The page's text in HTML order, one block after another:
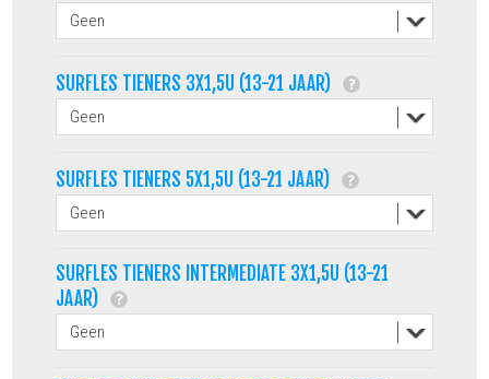
SURFLES TIENERS 3X1,5U (13-21 JAAR)
SURFLES TIENERS 5X1,5U (13-21 JAAR)
SURFLES TIENERS INTERMEDIATE 3X1,5U (13-21
JAAR)